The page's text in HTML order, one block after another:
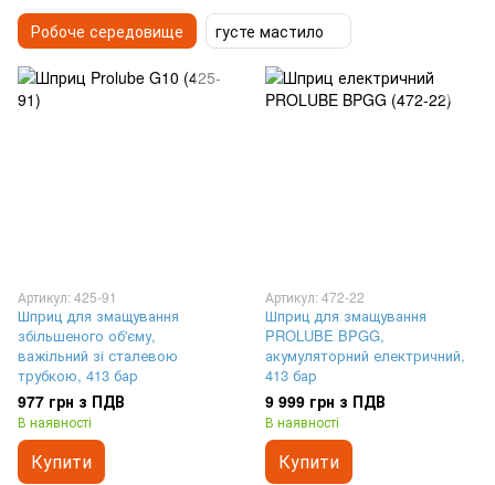
Робоче середовище густе мастило
Артикул: 425-91
Шприц для змащування
збільшеного об'єму,
важільний зі сталевою
трубкою, 413 бар
977 грн з ПДВ
В наявності
Купити
Артикул: 472-22
Шприц для змащування
PROLUBE BPGG,
акумуляторний електричний,
413 бар
9 999 грн з ПДВ
В наявності
Купити